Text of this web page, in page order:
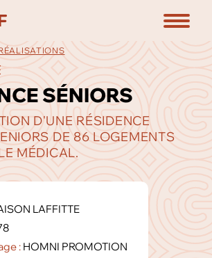
SÉNIORS
D'UNE RÉSIDENCE
DE 86 LOGEMENTS
MÉDICAL.
LAFFITTE
: HOMNI PROMOTION